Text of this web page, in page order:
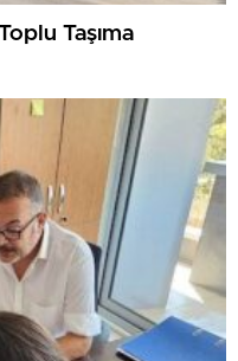
Taşıma